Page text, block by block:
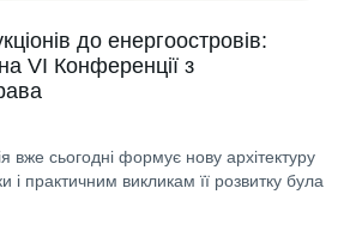
до енергоостровів:
VI Конференції з
вже сьогодні формує нову архітектуру
і практичним викликам її розвитку була